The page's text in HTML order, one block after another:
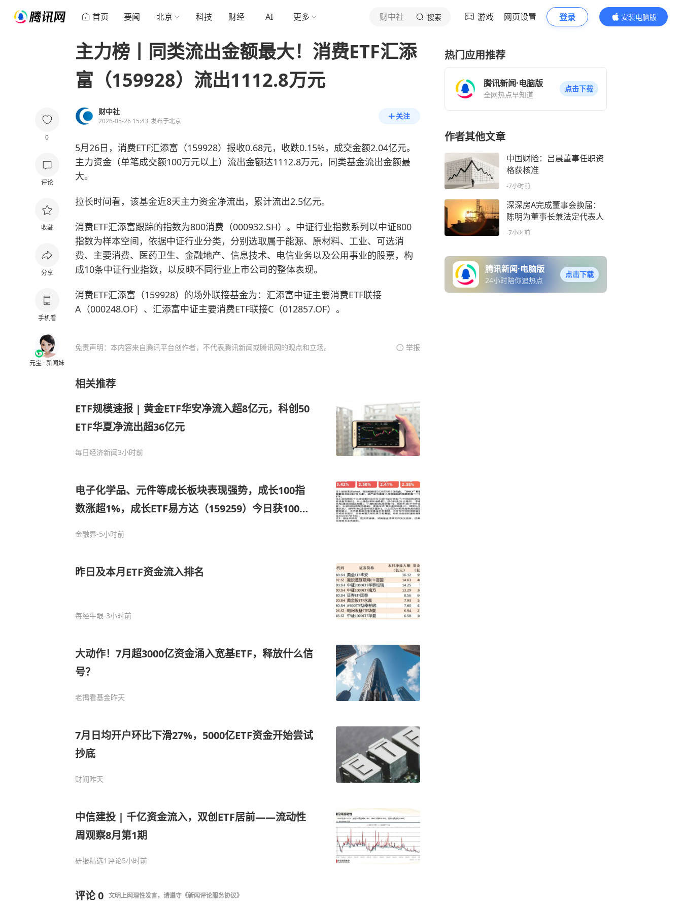
首页 要闻 北京 科技 财经 AI 更多 财中社 搜索 游戏 网页设置 登录
安装电脑版
内容更精彩
0
评论
收藏
分享
手机看
元宝 · 新闻妹
主力榜丨同类流出金额最大！消费ETF汇添
富（159928）流出1112.8万元
财中社
2026-05-26 15:43 发布于北京
关注
5月26日，消费ETF汇添富（159928）报收0.68元，收跌0.15%，成交金额2.04亿元。
主力资金（单笔成交额100万元以上）流出金额达1112.8万元，同类基金流出金额最
大。
拉长时间看，该基金近8天主力资金净流出，累计流出2.5亿元。
消费ETF汇添富跟踪的指数为800消费（000932.SH）。中证行业指数系列以中证800
指数为样本空间，依据中证行业分类，分别选取属于能源、原材料、工业、可选消
费、主要消费、医药卫生、金融地产、信息技术、电信业务以及公用事业的股票，构
成10条中证行业指数，以反映不同行业上市公司的整体表现。
消费ETF汇添富（159928）的场外联接基金为：汇添富中证主要消费ETF联接
A（000248.OF）、汇添富中证主要消费ETF联接C（012857.OF）。
免责声明：本内容来自腾讯平台创作者，不代表腾讯新闻或腾讯网的观点和立场。 举报
相关推荐
ETF规模速报 | 黄金ETF华安净流入超8亿元，科创50
ETF华夏净流出超36亿元
每日经济新闻3小时前
电子化学品、元件等成长板块表现强势，成长100指
数涨超1%，成长ETF易方达（159259）今日获1000
金融界-5小时前
昨日及本月ETF资金流入排名
每经牛眼-3小时前
大动作！7月超3000亿资金涌入宽基ETF，释放什么信
号？
老揭看基金昨天
7月日均开户环比下滑27%，5000亿ETF资金开始尝试
抄底
财闻昨天
中信建投 | 千亿资金流入，双创ETF居前——流动性
周观察8月第1期
研报精选1评论5小时前
评论0 文明上网理性发言，请遵守 《新闻评论服务协议》
热门应用推荐
腾讯新闻·电脑版
全网热点早知道
点击下载
作者其他文章
中国财险：吕晨董事任职资
格获核准
-7小时前
深深房A完成董事会换届：
陈明为董事长兼法定代表人
-7小时前
腾讯新闻·电脑版
24小时陪你追热点
点击下载